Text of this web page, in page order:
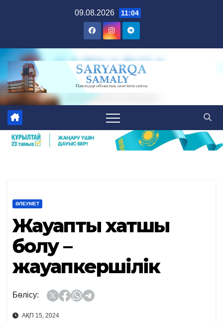
09.08.2026 11:04
ӘЛЕУМЕТ
Жауапты хатшы
болу –
жауапкершілік
Бөлісу:
АҚП 15, 2024